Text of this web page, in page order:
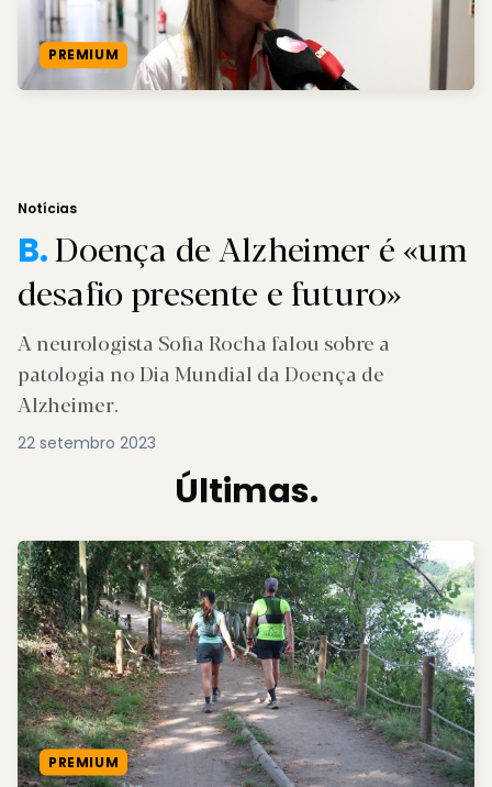
PREMIUM
Notícias
B.Doença de Alzheimer é «um
desafio presente e futuro»
A neurologista Sofia Rocha falou sobre a
patologia no Dia Mundial da Doença de
Alzheimer.
22 setembro 2023
Últimas.
PREMIUM